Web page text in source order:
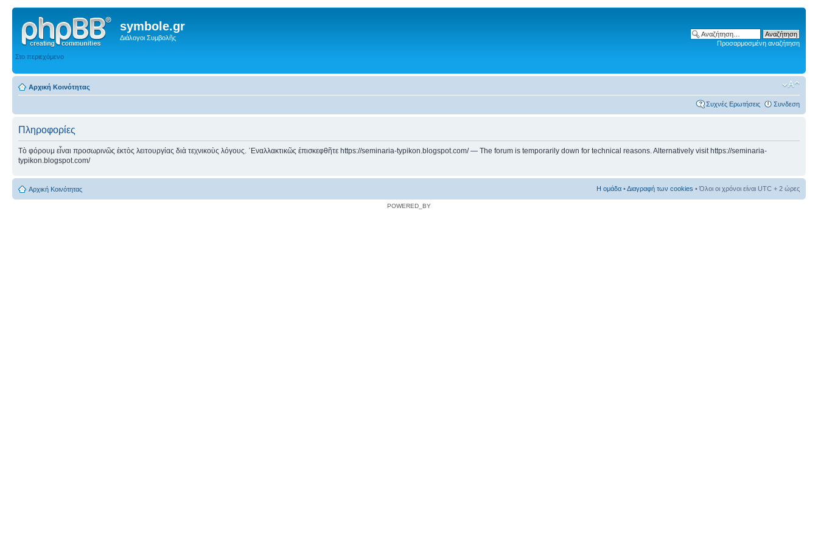
symbole.gr
Διάλογοι Συμβολῆς
Στο περιεχόμενο
Προσαρμοσμένη αναζήτηση
Αρχική Κοινότητας
Συχνές Ερωτήσεις Συνδεση
Πληροφορίες
Τὸ φόρουμ εἶναι προσωρινῶς ἐκτὸς λειτουργίας διὰ τεχνικοὺς λόγους. ᾿Εναλλακτικῶς ἐπισκεφθῆτε https://seminaria-typikon.blogspot.com/ — The forum is temporarily down for technical reasons. Alternatively visit https://seminaria-
typikon.blogspot.com/
Αρχική Κοινότητας Η ομάδα •Διαγραφή των cookies • Όλοι οι χρόνοι είναι UTC + 2 ώρες
POWERED_BY